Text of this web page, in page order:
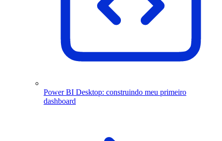
Power BI Desktop: construindo meu primeiro
dashboard